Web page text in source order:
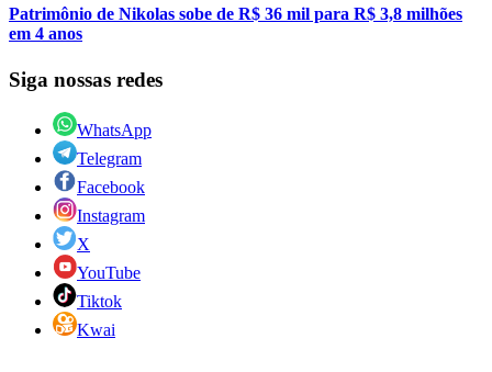
Patrimônio de Nikolas sobe de R$ 36 mil para R$ 3,8 milhões
em 4 anos
Siga nossas redes
WhatsApp
Telegram
Facebook
Instagram
X
YouTube
Tiktok
Kwai